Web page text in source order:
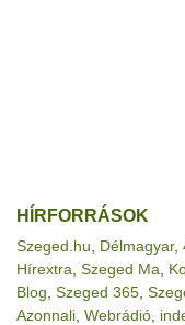
HÍRFORRÁSOK
Szeged.hu Délmagyar,
Hírextra Szeged Ma
Blog Szeged 365
Azonnali Webrádió